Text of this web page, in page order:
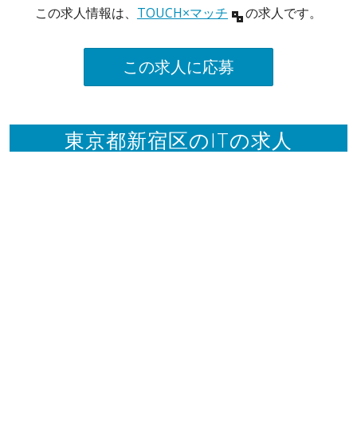
この求人情報は、 TOUCH×マッチ の求人です。
この求人に応募
東京都新宿区のITの求人